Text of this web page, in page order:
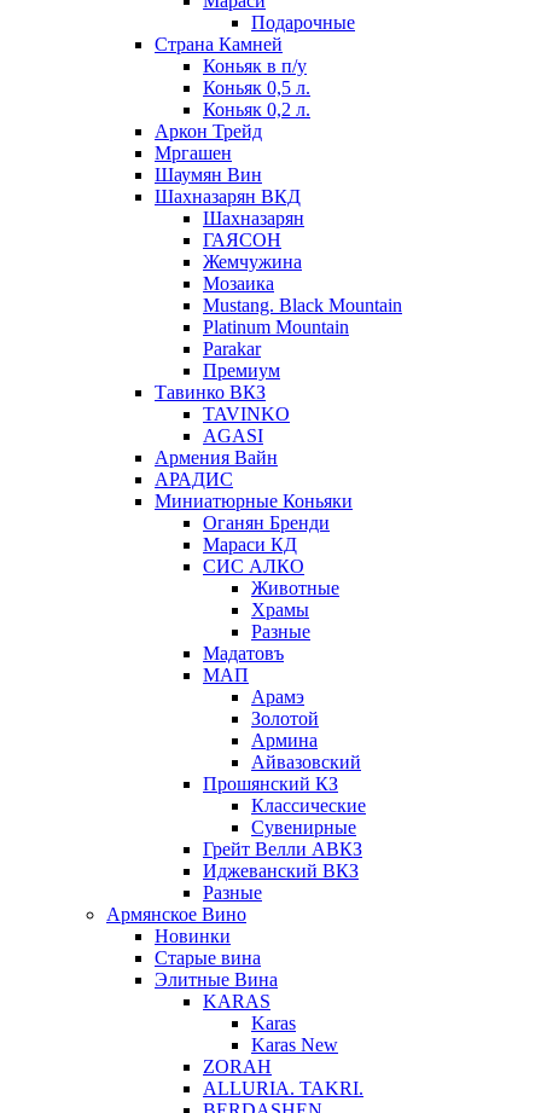
Подарочные
Страна Камней
Коньяк в п/у
Коньяк 0,5 л.
Коньяк 0,2 л.
Аркон Трейд
Мргашен
Шаумян Вин
Шахназарян ВКД
Шахназарян
ГАЯСОН
Жемчужина
Мозаика
Mustang. Black Mountain
Platinum Mountain
Parakar
Премиум
Тавинко ВКЗ
TAVINKO
AGASI
Армения Вайн
АРАДИС
Миниатюрные Коньяки
Оганян Бренди
Мараси КД
СИС АЛКО
Животные
Храмы
Разные
Мадатовъ
МАП
Арамэ
Золотой
Армина
Айвазовский
Прошянский КЗ
Классические
Сувенирные
Грейт Велли АВКЗ
Иджеванский ВКЗ
Разные
Армянское Вино
Новинки
Старые вина
Элитные Вина
KARAS
Karas
Karas New
ZORAH
ALLURIA. TAKRI.